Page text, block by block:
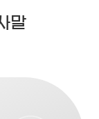
말